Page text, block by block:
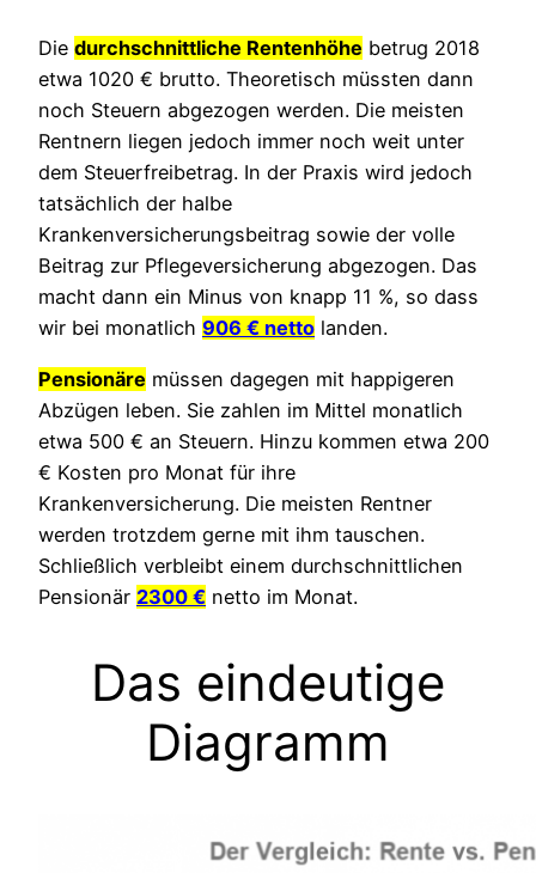
Die durchschnittliche Rentenhöhe betrug 2018
etwa 1020 € brutto. Theoretisch müssten dann
noch Steuern abgezogen werden. Die meisten
Rentnern liegen jedoch immer noch weit unter
dem Steuerfreibetrag. In der Praxis wird jedoch
tatsächlich der halbe
Krankenversicherungsbeitrag sowie der volle
Beitrag zur Pflegeversicherung abgezogen. Das
macht dann ein Minus von knapp 11 %, so dass
wir bei monatlich 906 € netto landen.
Pensionäre müssen dagegen mit happigeren
Abzügen leben. Sie zahlen im Mittel monatlich
etwa 500 € an Steuern. Hinzu kommen etwa 200
€ Kosten pro Monat für ihre
Krankenversicherung. Die meisten Rentner
werden trotzdem gerne mit ihm tauschen.
Schließlich verbleibt einem durchschnittlichen
Pensionär 2300 € netto im Monat.
Das eindeutige
Diagramm